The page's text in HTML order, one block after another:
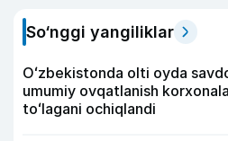
So‘nggi yangiliklar
Oʻzbekistonda olti oyda
umumiy ovqatlanish
toʻlagani ochiqlandi